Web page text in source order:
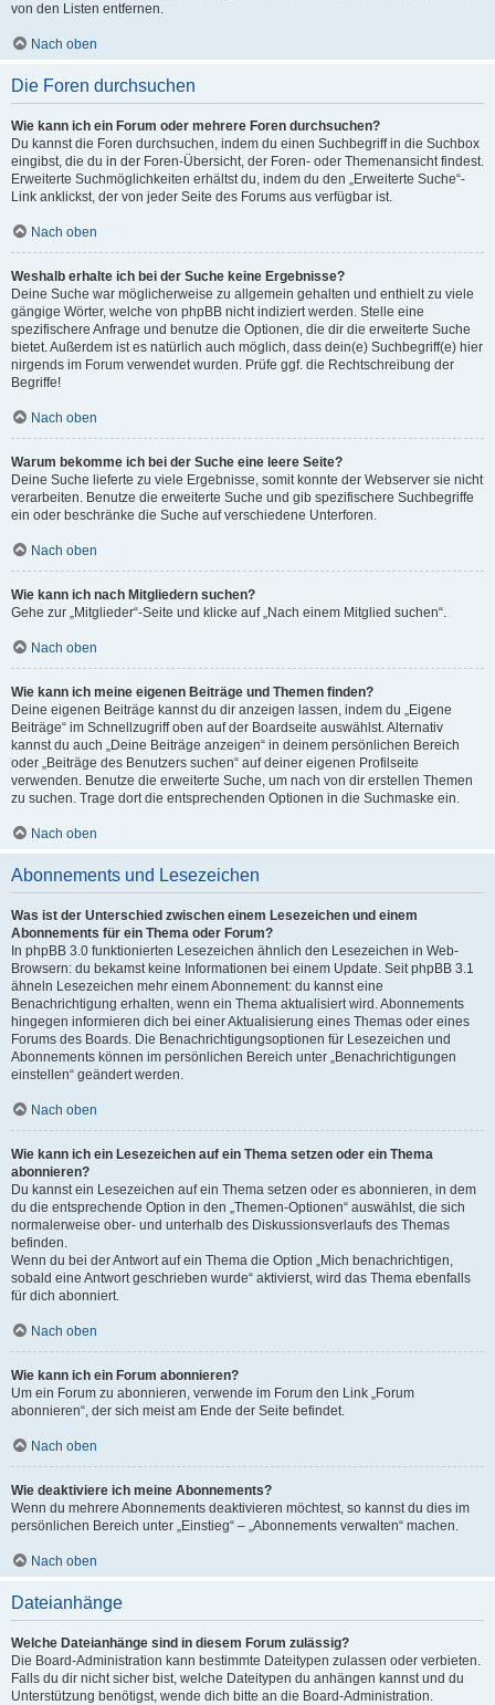
von den Listen entfernen.
Nach oben
Die Foren durchsuchen
Wie kann ich ein Forum oder mehrere Foren durchsuchen?
Du kannst die Foren durchsuchen, indem du einen Suchbegriff in die Suchbox
eingibst, die du in der Foren-Übersicht, der Foren- oder Themenansicht findest.
Erweiterte Suchmöglichkeiten erhältst du, indem du den „Erweiterte Suche“-
Link anklickst, der von jeder Seite des Forums aus verfügbar ist.
Nach oben
Weshalb erhalte ich bei der Suche keine Ergebnisse?
Deine Suche war möglicherweise zu allgemein gehalten und enthielt zu viele
gängige Wörter, welche von phpBB nicht indiziert werden. Stelle eine
spezifischere Anfrage und benutze die Optionen, die dir die erweiterte Suche
bietet. Außerdem ist es natürlich auch möglich, dass dein(e) Suchbegriff(e) hier
nirgends im Forum verwendet wurden. Prüfe ggf. die Rechtschreibung der
Begriffe!
Nach oben
Warum bekomme ich bei der Suche eine leere Seite?
Deine Suche lieferte zu viele Ergebnisse, somit konnte der Webserver sie nicht
verarbeiten. Benutze die erweiterte Suche und gib spezifischere Suchbegriffe
ein oder beschränke die Suche auf verschiedene Unterforen.
Nach oben
Wie kann ich nach Mitgliedern suchen?
Gehe zur „Mitglieder“-Seite und klicke auf „Nach einem Mitglied suchen“.
Nach oben
Wie kann ich meine eigenen Beiträge und Themen finden?
Deine eigenen Beiträge kannst du dir anzeigen lassen, indem du „Eigene
Beiträge“ im Schnellzugriff oben auf der Boardseite auswählst. Alternativ
kannst du auch „Deine Beiträge anzeigen“ in deinem persönlichen Bereich
oder „Beiträge des Benutzers suchen“ auf deiner eigenen Profilseite
verwenden. Benutze die erweiterte Suche, um nach von dir erstellen Themen
zu suchen. Trage dort die entsprechenden Optionen in die Suchmaske ein.
Nach oben
Abonnements und Lesezeichen
Was ist der Unterschied zwischen einem Lesezeichen und einem
Abonnements für ein Thema oder Forum?
In phpBB 3.0 funktionierten Lesezeichen ähnlich den Lesezeichen in Web-
Browsern: du bekamst keine Informationen bei einem Update. Seit phpBB 3.1
ähneln Lesezeichen mehr einem Abonnement: du kannst eine
Benachrichtigung erhalten, wenn ein Thema aktualisiert wird. Abonnements
hingegen informieren dich bei einer Aktualisierung eines Themas oder eines
Forums des Boards. Die Benachrichtigungsoptionen für Lesezeichen und
Abonnements können im persönlichen Bereich unter „Benachrichtigungen
einstellen“ geändert werden.
Nach oben
Wie kann ich ein Lesezeichen auf ein Thema setzen oder ein Thema
abonnieren?
Du kannst ein Lesezeichen auf ein Thema setzen oder es abonnieren, in dem
du die entsprechende Option in den „Themen-Optionen“ auswählst, die sich
normalerweise ober- und unterhalb des Diskussionsverlaufs des Themas
befinden.
Wenn du bei der Antwort auf ein Thema die Option „Mich benachrichtigen,
sobald eine Antwort geschrieben wurde“ aktivierst, wird das Thema ebenfalls
für dich abonniert.
Nach oben
Wie kann ich ein Forum abonnieren?
Um ein Forum zu abonnieren, verwende im Forum den Link „Forum
abonnieren“, der sich meist am Ende der Seite befindet.
Nach oben
Wie deaktiviere ich meine Abonnements?
Wenn du mehrere Abonnements deaktivieren möchtest, so kannst du dies im
persönlichen Bereich unter „Einstieg“ – „Abonnements verwalten“ machen.
Nach oben
Dateianhänge
Welche Dateianhänge sind in diesem Forum zulässig?
Die Board-Administration kann bestimmte Dateitypen zulassen oder verbieten.
Falls du dir nicht sicher bist, welche Dateitypen du anhängen kannst und du
Unterstützung benötigst, wende dich bitte an die Board-Administration.